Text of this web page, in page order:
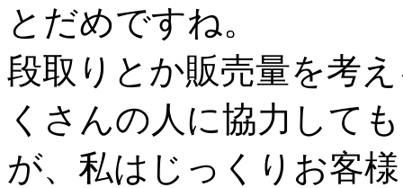
とだめですね。
段取りとか販売量を考
くさんの人に協力して
が、私はじっくりお客